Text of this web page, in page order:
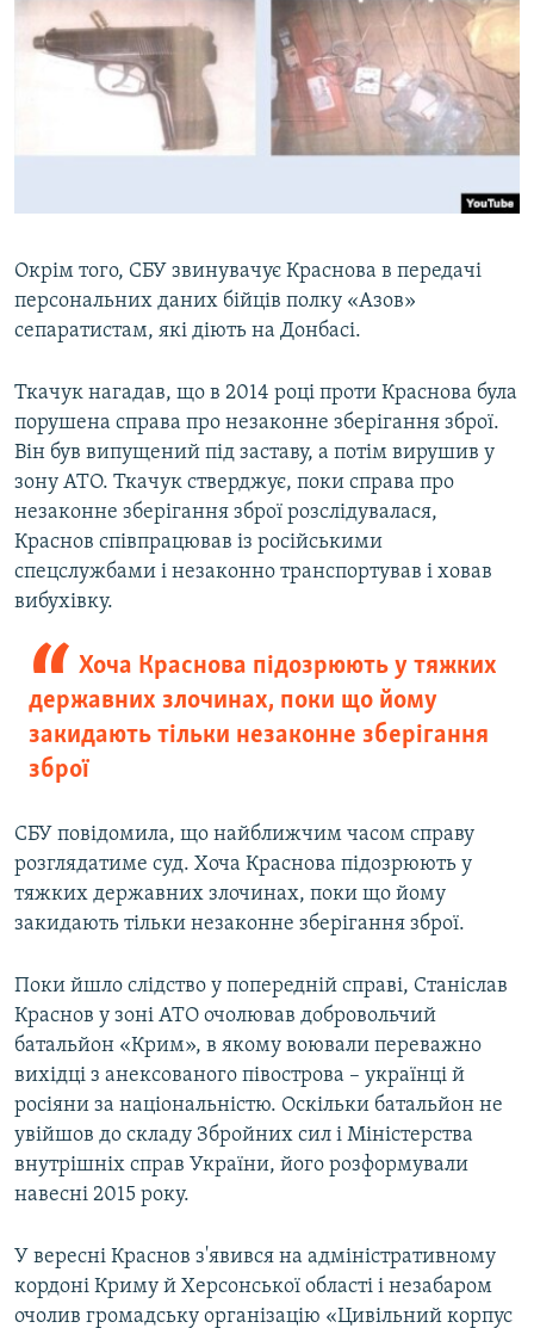
Окрім того, СБУ звинувачує Краснова в передачі
персональних даних бійців полку «Азов»
сепаратистам, які діють на Донбасі.
Ткачук нагадав, що в 2014 році проти Краснова була
порушена справа про незаконне зберігання зброї.
Він був випущений під заставу, а потім вирушив у
зону АТО. Ткачук стверджує, поки справа про
незаконне зберігання зброї розслідувалася,
Краснов співпрацював із російськими
спецслужбами і незаконно транспортував і ховав
вибухівку.
Хоча Краснова підозрюють у тяжких
державних злочинах, поки що йому
закидають тільки незаконне зберігання
зброї
СБУ повідомила, що найближчим часом справу
розглядатиме суд. Хоча Краснова підозрюють у
тяжких державних злочинах, поки що йому
закидають тільки незаконне зберігання зброї.
Поки йшло слідство у попередній справі, Станіслав
Краснов у зоні АТО очолював добровольчий
батальйон «Крим», в якому воювали переважно
вихідці з анексованого півострова – українці й
росіяни за національністю. Оскільки батальйон не
увійшов до складу Збройних сил і Міністерства
внутрішніх справ України, його розформували
навесні 2015 року.
У вересні Краснов з'явився на адміністративному
кордоні Криму й Херсонської області і незабаром
очолив громадську організацію «Цивільний корпус